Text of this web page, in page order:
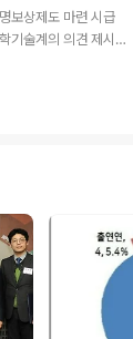
제언’을 주제로 ‘한
번 한림원의 목소리
두고 스마트팜 보급
보상제도 마련 시급
기술계의 의견 제시
불만이 현장에서 제
80호’를 공표했다.
명보상금을 근로소득
소득세법의 부작용을
소득의 성격 △비과
서 개선방안을 제시
부와 관계없이 기타소